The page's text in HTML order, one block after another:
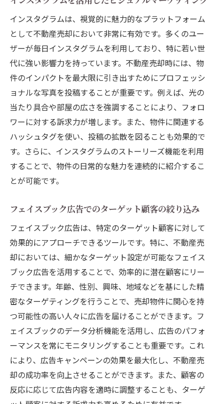
インスタグラムは、視覚的に魅力的なプラットフォーム
として不動産売却において非常に有効です。多くのユー
ザーが毎日インスタグラムを利用しており、特に若い世
代に強い影響力を持っています。不動産売却時には、物
件のインパクトを最大限に引き出すためにプロフェッシ
ョナルな写真を投稿することが重要です。例えば、光の
当たり具合や部屋の広さを強調することにより、フォロ
ワーに対する訴求力が増します。また、物件に関連する
ハッシュタグを使い、投稿の拡散を図ることも効果的で
す。さらに、インスタグラムのストーリーズ機能を利用
することで、物件の日常的な魅力を連続的に紹介するこ
とが可能です。
フェイスブック広告でのターゲット顧客の絞り込み
フェイスブック広告は、特定のターゲット顧客に対して
効果的にアプローチできるツールです。特に、不動産売
却においては、細かなターゲット設定が可能なフェイス
ブック広告を活用することで、効率的に潜在顧客にリー
チできます。年齢、性別、興味、地域などを基にした精
密なターゲティングを行うことで、売却物件に関心を持
つ可能性の高い人々に広告を届けることができます。フ
ェイスブックのデータ分析機能を活用し、広告のパフォ
ーマンスを常にモニタリングすることも重要です。これ
により、広告キャンペーンの効果を最大化し、不動産売
却の成功率を向上させることができます。また、顧客の
反応に応じて広告内容を適時に調整することも、ターゲ